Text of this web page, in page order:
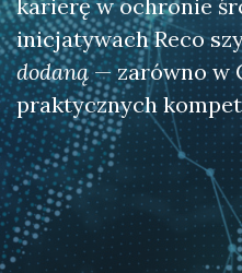
karierę w ochronie
inicjatywach Reco
dodaną— zarówno w
praktycznych